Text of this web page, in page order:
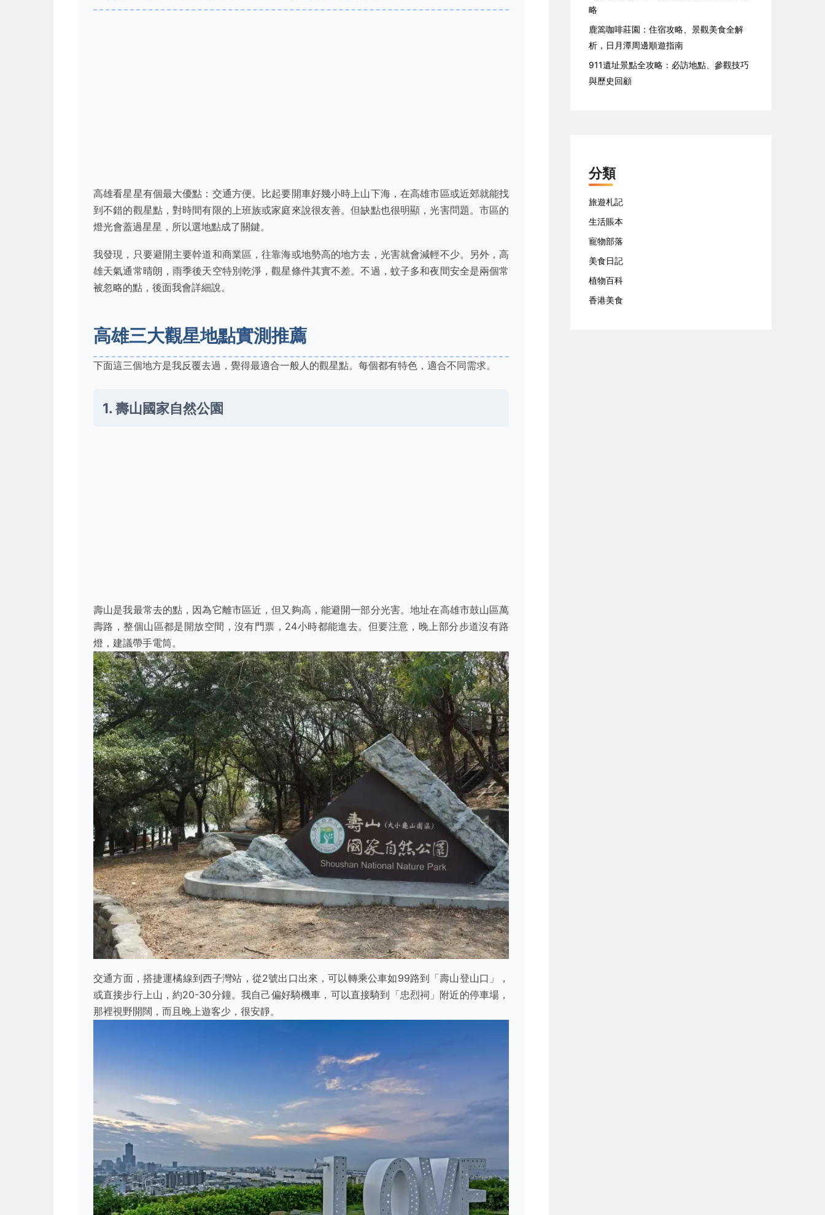
高雄看星星有個最大優點：交通方便。比起要開車好幾小時上山下海，在高雄市區或近郊就能找
到不錯的觀星點，對時間有限的上班族或家庭來說很友善。但缺點也很明顯，光害問題。市區的
燈光會蓋過星星，所以選地點成了關鍵。
我發現，只要避開主要幹道和商業區，往靠海或地勢高的地方去，光害就會減輕不少。另外，高
雄天氣通常晴朗，雨季後天空特別乾淨，觀星條件其實不差。不過，蚊子多和夜間安全是兩個常
被忽略的點，後面我會詳細說。
高雄三大觀星地點實測推薦
下面這三個地方是我反覆去過，覺得最適合一般人的觀星點。每個都有特色，適合不同需求。
1. 壽山國家自然公園
壽山是我最常去的點，因為它離市區近，但又夠高，能避開一部分光害。地址在高雄市鼓山區萬
壽路，整個山區都是開放空間，沒有門票，24小時都能進去。但要注意，晚上部分步道沒有路
燈，建議帶手電筒。
交通方面，搭捷運橘線到西子灣站，從2號出口出來，可以轉乘公車如99路到「壽山登山口」，
或直接步行上山，約20-30分鐘。我自己偏好騎機車，可以直接騎到「忠烈祠」附近的停車場，
那裡視野開闊，而且晚上遊客少，很安靜。
略
鹿篙咖啡莊園：住宿攻略、景觀美食全解
析，日月潭周邊順遊指南
911遺址景點全攻略：必訪地點、參觀技巧
與歷史回顧
分類
旅遊札記
生活賬本
寵物部落
美食日記
植物百科
香港美食